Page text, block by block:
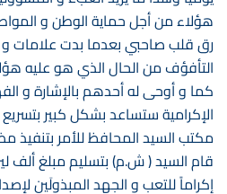
هؤلاء من أجل حماية الوطن و
رق قلب صاحبي بعدما بدت علامات و
التأفؤف من الحال الذي هو عليه
كما و أوحى له أحدهم بالإشارة و
الإكرامية ستساعد بشكل كبير
مكتب السيد المحافظ للأمر بتنفيذ
قام السيد ( ش.م) بتسليم مبلغ ألف
إكراماً للتعب و الجهد المبذولَين